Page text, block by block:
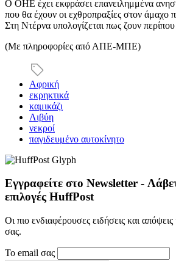
Ο ΟΗΕ έχει εκφράσει επανειλημμένα
που θα έχουν οι εχθροπραξίες στον άμαχο
Στη Ντέρνα υπολογίζεται πως ζουν
(Με πληροφορίες από ΑΠΕ-ΜΠΕ)
Αφρική
εκρηκτικά
καμικάζι
Λιβύη
νεκροί
παγιδευμένο αυτοκίνητο
Εγγραφείτε στο Newsletter -
επιλογές HuffPost
Οι πιο ενδιαφέρουσες ειδήσεις και
σας.
Το email σας